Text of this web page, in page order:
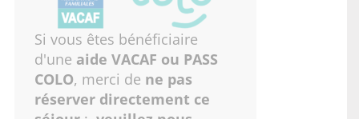
Si vous êtes bénéficiaire
d'une aide VACAF ou PASS
COLO, merci de ne pas
réserver directement ce